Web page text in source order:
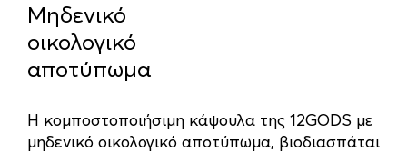
Μηδενικό
οικολογικό
αποτύπωμα
Η κομποστοποιήσιμη κάψουλα της 12GODS με
μηδενικό οικολογικό αποτύπωμα, βιοδιασπάται